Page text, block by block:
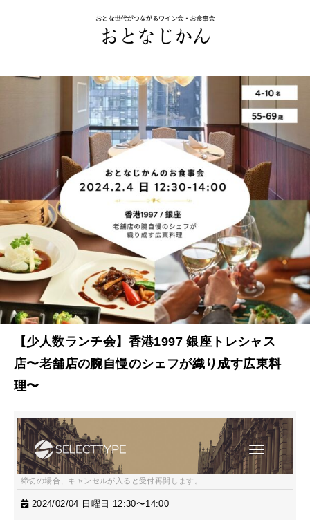
【少人数ランチ会】香港1997 銀座トレシャス
店〜老舗店の腕自慢のシェフが織り成す広東料
理〜
締切の場合、キャンセルが入ると受付再開します。
2024/02/04 日曜日 12:30〜14:00